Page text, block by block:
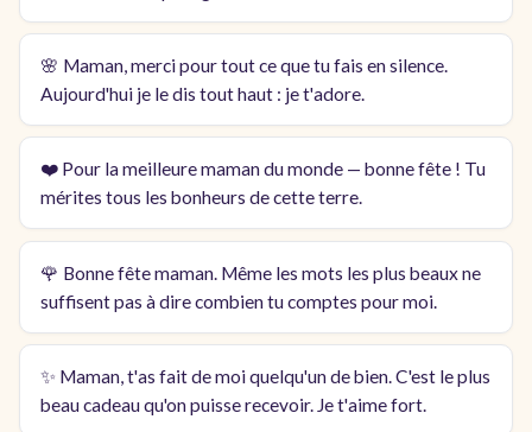
🌸 Maman, merci pour tout ce que tu fais en silence.
Aujourd'hui je le dis tout haut : je t'adore.
❤️ Pour la meilleure maman du monde — bonne fête ! Tu
mérites tous les bonheurs de cette terre.
🌹 Bonne fête maman. Même les mots les plus beaux ne
suffisent pas à dire combien tu comptes pour moi.
✨ Maman, t'as fait de moi quelqu'un de bien. C'est le plus
beau cadeau qu'on puisse recevoir. Je t'aime fort.